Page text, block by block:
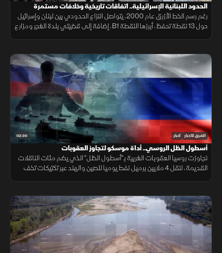
الحدود اللبنانية الإسرائيلية.. اتفاقات تاريخية وخلافات مستمرة
رغم رسم الخط الأزرق عام 2000، يتواصل النزاع الحدودي بين لبنان وإسرائيل
حول 13 نقطة تحفظ، أبرزها النقطة B1، إضافة إلى قضيتي بلدة الغجر ومزارع
02:30 الشرق للأخبار أخبار
أسطول الظل الروسي.. أداة موسكو لتجاوز العقوبات
تجاوزت روسيا العقوبات الغربية بـ"أسطول الظل" الذي يضم مئات الناقلات
القديمة، لنقل 4 ملايين برميل نفط يوميا للصين والهند عبر تكتيكات تخف